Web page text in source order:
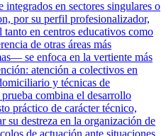
en sectores singulares o
por su perfil profesionalizador,
tanto en centros educativos como
de otras áreas más
se enfoca en la vertiente más
atención a colectivos en
y técnicas de
combina el desarrollo
práctico de carácter técnico,
su destreza en la organización de
de actuación ante situaciones